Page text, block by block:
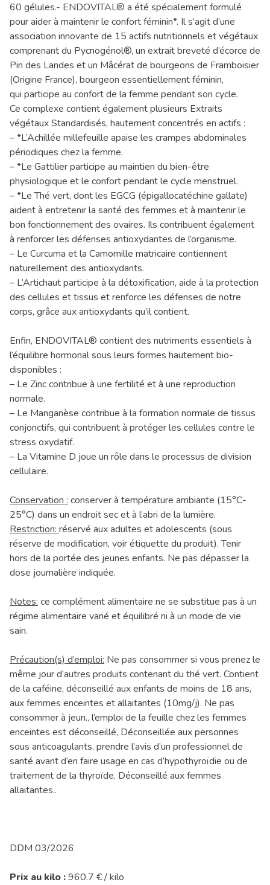
60 gélules.- ENDOVITAL® a été spécialement formulé
pour aider à maintenir le confort féminin*. Il s’agit d’une
association innovante de 15 actifs nutritionnels et végétaux
comprenant du Pycnogénol®, un extrait breveté d’écorce de
Pin des Landes et un Mâcérat de bourgeons de Framboisier
(Origine France), bourgeon essentiellement féminin,
qui participe au confort de la femme pendant son cycle.
Ce complexe contient également plusieurs Extraits
végétaux Standardisés, hautement concentrés en actifs :
– *L’Achillée millefeuille apaise les crampes abdominales
périodiques chez la femme.
– *Le Gattilier participe au maintien du bien-être
physiologique et le confort pendant le cycle menstruel.
– *Le Thé vert, dont les EGCG (épigallocatéchine gallate)
aident à entretenir la santé des femmes et à maintenir le
bon fonctionnement des ovaires. Ils contribuent également
à renforcer les défenses antioxydantes de l’organisme.
– Le Curcuma et la Camomille matricaire contiennent
naturellement des antioxydants.
– L’Artichaut participe à la détoxification, aide à la protection
des cellules et tissus et renforce les défenses de notre
corps, grâce aux antioxydants qu’il contient.
Enfin, ENDOVITAL® contient des nutriments essentiels à
l’équilibre hormonal sous leurs formes hautement bio-
disponibles :
– Le Zinc contribue à une fertilité et à une reproduction
normale.
– Le Manganèse contribue à la formation normale de tissus
conjonctifs, qui contribuent à protéger les cellules contre le
stress oxydatif.
– La Vitamine D joue un rôle dans le processus de division
cellulaire.
Conservation : conserver à température ambiante (15°C-
25°C) dans un endroit sec et à l’abri de la lumière.
Restriction: réservé aux adultes et adolescents (sous
réserve de modification, voir étiquette du produit). Tenir
hors de la portée des jeunes enfants. Ne pas dépasser la
dose journalière indiquée.
Notes: ce complément alimentaire ne se substitue pas à un
régime alimentaire varié et équilibré ni à un mode de vie
sain.
Précaution(s) d’emploi: Ne pas consommer si vous prenez le
même jour d’autres produits contenant du thé vert. Contient
de la caféine, déconseillé aux enfants de moins de 18 ans,
aux femmes enceintes et allaitantes (10mg/j). Ne pas
consommer à jeun., l’emploi de la feuille chez les femmes
enceintes est déconseillé, Déconseillée aux personnes
sous anticoagulants, prendre l’avis d’un professionnel de
santé avant d’en faire usage en cas d’hypothyroïdie ou de
traitement de la thyroïde, Déconseillé aux femmes
allaitantes..
DDM 03/2026
Prix au kilo :960.7 € / kilo